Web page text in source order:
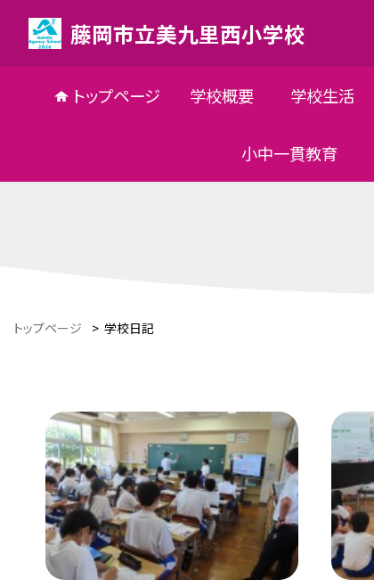
藤岡市立美九里西小学校
トップページ 学校概要 学校生活
小中一貫教育
トップページ > 学校日記